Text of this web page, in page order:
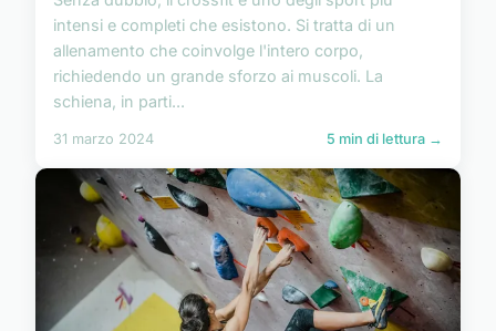
intensi e completi che esistono. Si tratta di un
allenamento che coinvolge l'intero corpo,
richiedendo un grande sforzo ai muscoli. La
schiena, in parti...
31 marzo 2024 5 min di lettura →